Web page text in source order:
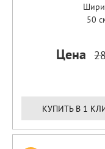
50
Цена
КУПИТЬ В 1